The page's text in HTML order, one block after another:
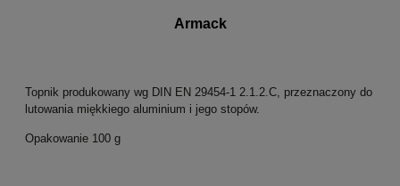
Armack
Topnik produkowany wg DIN EN 29454-1 2.1.2.C, przeznaczony do
lutowania miękkiego aluminium i jego stopów.
Opakowanie 100 g